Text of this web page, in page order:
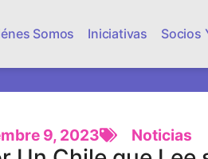
Somos Iniciativas Socios
9, 2023 Noticias